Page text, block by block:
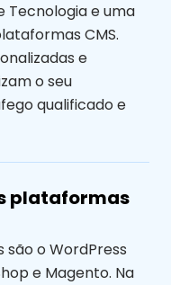
Tecnologia e uma
CMS.
e
o seu
qualificado e
plataformas
o WordPress
e Magento. Na